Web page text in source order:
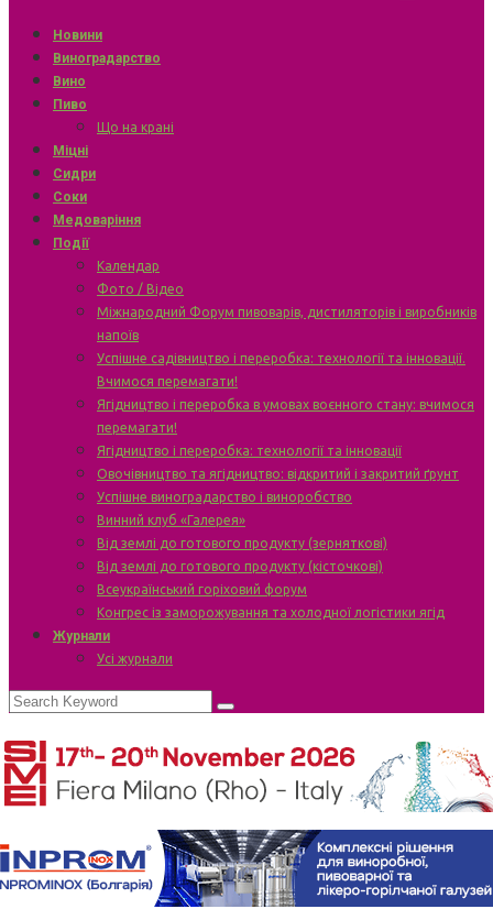
Новини
Виноградарство
Вино
Пиво
Що на крані
Міцні
Сидри
Соки
Медоваріння
Події
Календар
Фото / Відео
Міжнародний Форум пивоварів, дистиляторів і виробників
напоїв
Успішне садівництво і переробка: технології та інновації.
Вчимося перемагати!
Ягідництво і переробка в умовах воєнного стану: вчимося
перемагати!
Ягідництво і переробка: технології та інновації
Овочівництво та ягідництво: відкритий і закритий ґрунт
Успішне виноградарство і виноробство
Винний клуб «Галерея»
Від землі до готового продукту (зерняткові)
Від землі до готового продукту (кісточкові)
Всеукраїнський горіховий форум
Конгрес із заморожування та холодної логістики ягід
Журнали
Усі журнали